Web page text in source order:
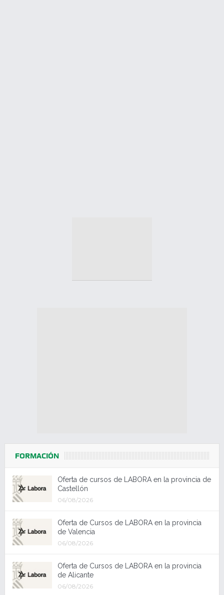
FORMACIÓN
Oferta de cursos de LABORA en la provincia de
Castellón
06/08/2026
Oferta de Cursos de LABORA en la provincia
de Valencia
06/08/2026
Oferta de Cursos de LABORA en la provincia
de Alicante
06/08/2026